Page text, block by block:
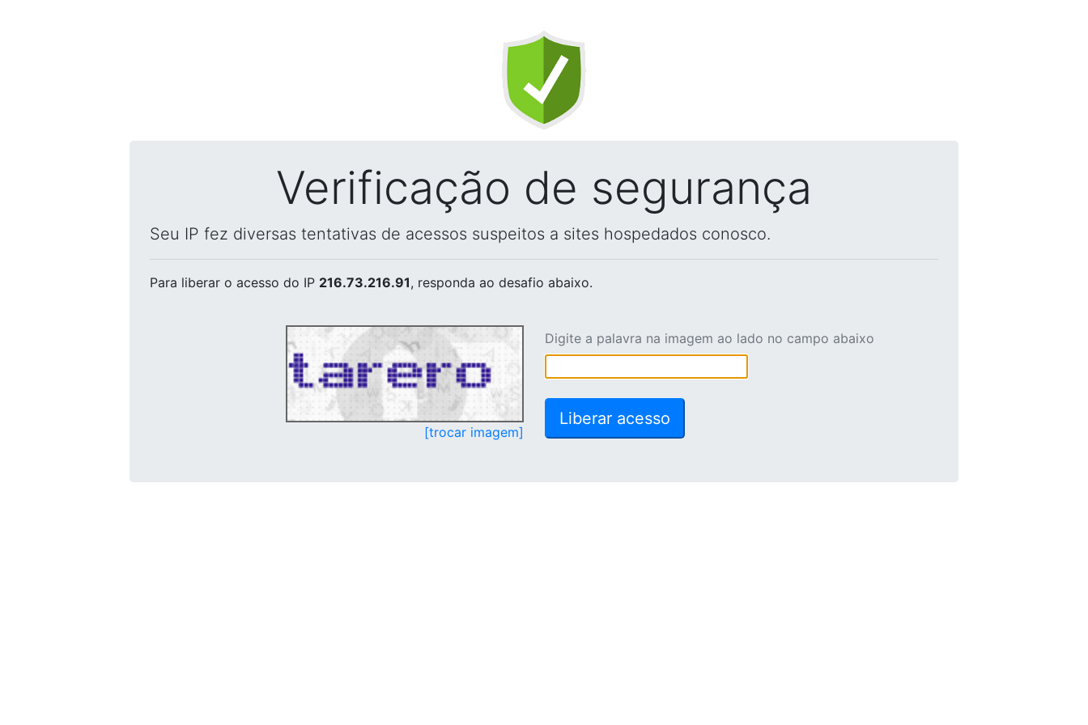
Verificação de segurança
Seu IP fez diversas tentativas de acessos suspeitos a sites hospedados conosco.
Para liberar o acesso do IP 216.73.216.91, responda ao desafio abaixo.
[trocar imagem]
Digite a palavra na imagem ao lado no campo abaixo